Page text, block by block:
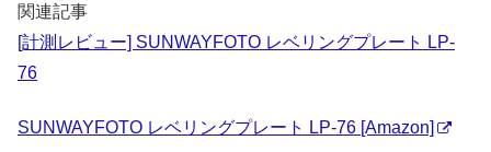
関連記事
[計測レビュー] SUNWAYFOTO レベリングプレート LP-
76
SUNWAYFOTO レベリングプレート LP-76 [Amazon]